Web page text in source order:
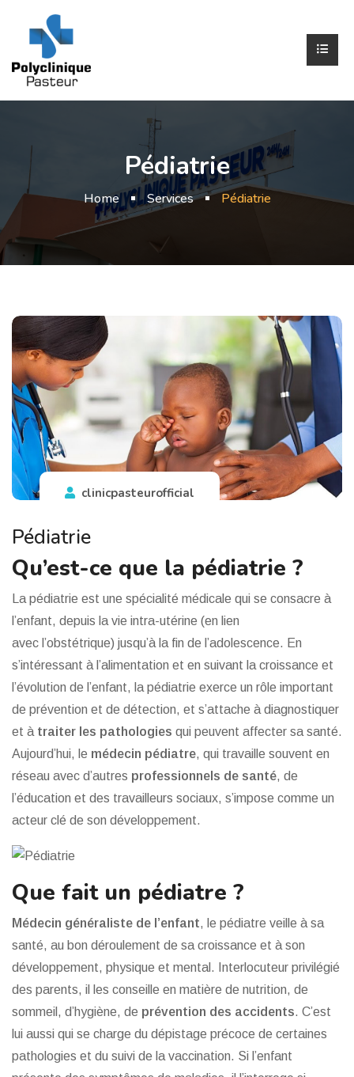
Pédiatrie
Home Services Pédiatrie
clinicpasteurofficial
Pédiatrie
Qu’est-ce que la pédiatrie ?
La pédiatrie est une spécialité médicale qui se consacre à
l’enfant, depuis la vie intra-utérine (en lien
avec l’obstétrique) jusqu’à la fin de l’adolescence. En
s’intéressant à l’alimentation et en suivant la croissance et
l’évolution de l’enfant, la pédiatrie exerce un rôle important
de prévention et de détection, et s’attache à diagnostiquer
et à traiter les pathologies qui peuvent affecter sa santé.
Aujourd’hui, le médecin pédiatre, qui travaille souvent en
réseau avec d’autres professionnels de santé, de
l’éducation et des travailleurs sociaux, s’impose comme un
acteur clé de son développement.
Que fait un pédiatre ?
Médecin généraliste de l’enfant, le pédiatre veille à sa
santé, au bon déroulement de sa croissance et à son
développement, physique et mental. Interlocuteur privilégié
des parents, il les conseille en matière de nutrition, de
sommeil, d’hygiène, de prévention des accidents. C’est
lui aussi qui se charge du dépistage précoce de certaines
pathologies et du suivi de la vaccination. Si l’enfant